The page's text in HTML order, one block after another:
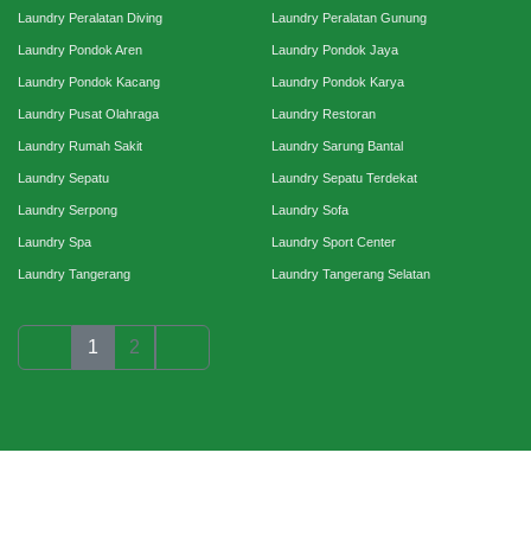
Laundry Peralatan Diving Laundry Peralatan Gunung
Laundry Pondok Aren Laundry Pondok Jaya
Laundry Pondok Kacang Laundry Pondok Karya
Laundry Pusat Olahraga Laundry Restoran
Laundry Rumah Sakit Laundry Sarung Bantal
Laundry Sepatu Laundry Sepatu Terdekat
Laundry Serpong Laundry Sofa
Laundry Spa Laundry Sport Center
Laundry Tangerang Laundry Tangerang Selatan
1 2